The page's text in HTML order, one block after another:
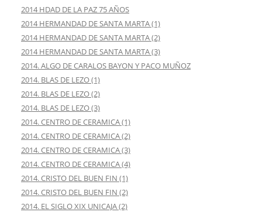
2014 HDAD DE LA PAZ 75 AÑOS
2014 HERMANDAD DE SANTA MARTA (1)
2014 HERMANDAD DE SANTA MARTA (2)
2014 HERMANDAD DE SANTA MARTA (3)
2014. ALGO DE CARALOS BAYON Y PACO MUÑOZ
2014. BLAS DE LEZO (1)
2014. BLAS DE LEZO (2)
2014. BLAS DE LEZO (3)
2014. CENTRO DE CERAMICA (1)
2014. CENTRO DE CERAMICA (2)
2014. CENTRO DE CERAMICA (3)
2014. CENTRO DE CERAMICA (4)
2014. CRISTO DEL BUEN FIN (1)
2014. CRISTO DEL BUEN FIN (2)
2014. EL SIGLO XIX UNICAJA (2)